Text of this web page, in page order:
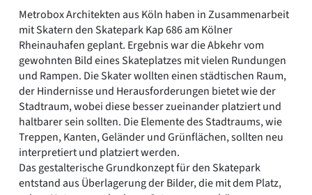
Fachbeirat
Freunde & Förderer
Kontakt
Impressum
Datenschutz
Suchbegriff eingeben
Metrobox Architekten aus Köln haben in Zusammenarbeit
mit Skatern den Skatepark Kap 686 am Kölner
Rheinauhafen geplant. Ergebnis war die Abkehr vom
gewohnten Bild eines Skateplatzes mit vielen Rundungen
und Rampen. Die Skater wollten einen städtischen Raum,
der Hindernisse und Herausforderungen bietet wie der
Stadtraum, wobei diese besser zueinander platziert und
haltbarer sein sollten. Die Elemente des Stadtraums, wie
Treppen, Kanten, Geländer und Grünflächen, sollten neu
interpretiert und platziert werden.
Das gestalterische Grundkonzept für den Skatepark
entstand aus Überlagerung der Bilder, die mit dem Platz,